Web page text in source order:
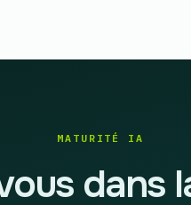
MATURITÉ IA
dans